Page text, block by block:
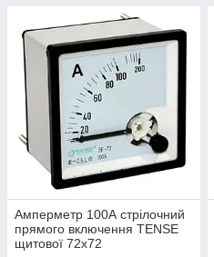
Амперметр 100А стрілочний
прямого включення TENSE
щитової 72х72